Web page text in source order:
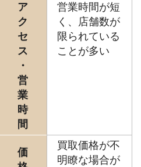
ア
ク
セ
ス
・
営
業
時
間
営業時間が短
く、店舗数が
限られている
ことが多い
価
買取価格が不
明瞭な場合が